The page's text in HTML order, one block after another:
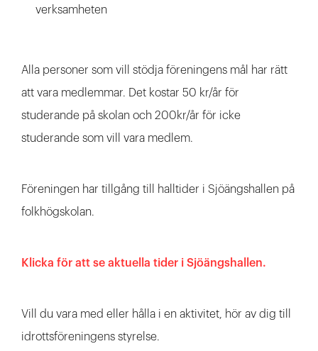
verksamheten
Alla personer som vill stödja föreningens mål har rätt
att vara medlemmar. Det kostar 50 kr/år för
studerande på skolan och 200kr/år för icke
studerande som vill vara medlem.
Föreningen har tillgång till halltider i Sjöängshallen på
folkhögskolan.
Klicka för att se aktuella tider i Sjöängshallen.
Vill du vara med eller hålla i en aktivitet, hör av dig till
idrottsföreningens styrelse.